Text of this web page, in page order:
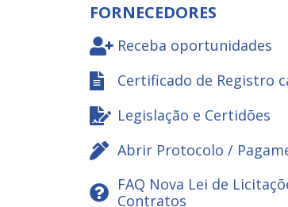
FORNECEDORES
Receba oportunidades
Certificado de Registro
Legislação e Certidões
Abrir Protocolo /
FAQ Nova Lei de
Contratos